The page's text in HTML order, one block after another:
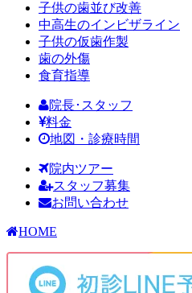
子供の歯並び改善
中高生のインビザライン
子供の仮歯作製
歯の外傷
食育指導
院長･スタッフ
料金
地図・診療時間
院内ツアー
スタッフ募集
お問い合わせ
HOME